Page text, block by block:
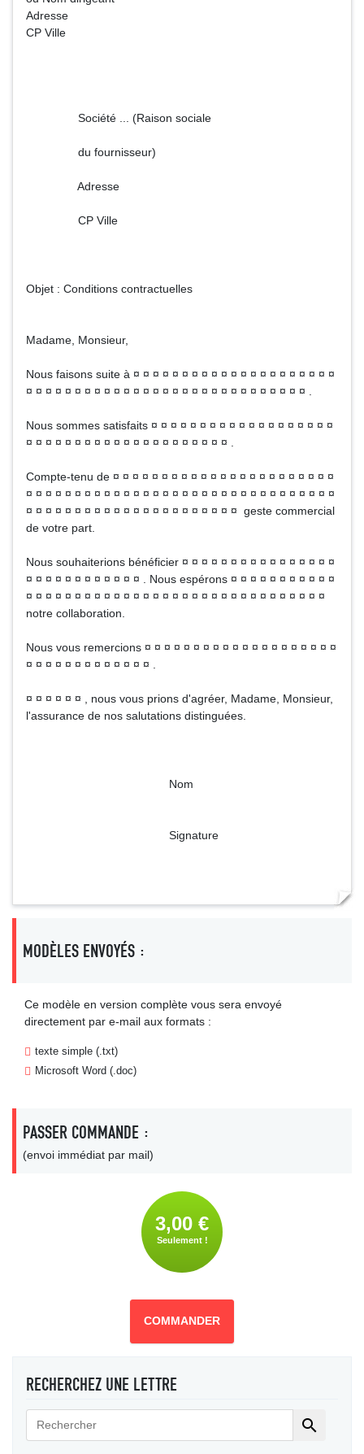
Adresse
CP Ville
Société ... (Raison sociale
du fournisseur)
Adresse
CP Ville
Objet : Conditions contractuelles
Madame, Monsieur,
Nous faisons suite à ¤ ¤ ¤ ¤ ¤ ¤ ¤ ¤ ¤ ¤ ¤ ¤ ¤ ¤ ¤ ¤ ¤ ¤ ¤ ¤ ¤
¤ ¤ ¤ ¤ ¤ ¤ ¤ ¤ ¤ ¤ ¤ ¤ ¤ ¤ ¤ ¤ ¤ ¤ ¤ ¤ ¤ ¤ ¤ ¤ ¤ ¤ ¤ ¤ ¤ .
Nous sommes satisfaits ¤ ¤ ¤ ¤ ¤ ¤ ¤ ¤ ¤ ¤ ¤ ¤ ¤ ¤ ¤ ¤ ¤ ¤ ¤
¤ ¤ ¤ ¤ ¤ ¤ ¤ ¤ ¤ ¤ ¤ ¤ ¤ ¤ ¤ ¤ ¤ ¤ ¤ ¤ ¤ .
Compte-tenu de ¤ ¤ ¤ ¤ ¤ ¤ ¤ ¤ ¤ ¤ ¤ ¤ ¤ ¤ ¤ ¤ ¤ ¤ ¤ ¤ ¤ ¤ ¤
¤ ¤ ¤ ¤ ¤ ¤ ¤ ¤ ¤ ¤ ¤ ¤ ¤ ¤ ¤ ¤ ¤ ¤ ¤ ¤ ¤ ¤ ¤ ¤ ¤ ¤ ¤ ¤ ¤ ¤ ¤ ¤
¤ ¤ ¤ ¤ ¤ ¤ ¤ ¤ ¤ ¤ ¤ ¤ ¤ ¤ ¤ ¤ ¤ ¤ ¤ ¤ ¤ ¤ geste commercial
de votre part.
Nous souhaiterions bénéficier ¤ ¤ ¤ ¤ ¤ ¤ ¤ ¤ ¤ ¤ ¤ ¤ ¤ ¤ ¤ ¤
¤ ¤ ¤ ¤ ¤ ¤ ¤ ¤ ¤ ¤ ¤ ¤ . Nous espérons ¤ ¤ ¤ ¤ ¤ ¤ ¤ ¤ ¤ ¤ ¤
¤ ¤ ¤ ¤ ¤ ¤ ¤ ¤ ¤ ¤ ¤ ¤ ¤ ¤ ¤ ¤ ¤ ¤ ¤ ¤ ¤ ¤ ¤ ¤ ¤ ¤ ¤ ¤ ¤ ¤ ¤
notre collaboration.
Nous vous remercions ¤ ¤ ¤ ¤ ¤ ¤ ¤ ¤ ¤ ¤ ¤ ¤ ¤ ¤ ¤ ¤ ¤ ¤ ¤ ¤
¤ ¤ ¤ ¤ ¤ ¤ ¤ ¤ ¤ ¤ ¤ ¤ ¤ .
¤ ¤ ¤ ¤ ¤ ¤ , nous vous prions d'agréer, Madame, Monsieur,
l'assurance de nos salutations distinguées.
Nom
Signature
MODÈLES ENVOYÉS :
Ce modèle en version complète vous sera envoyé
directement par e-mail aux formats :
texte simple (.txt)
Microsoft Word (.doc)
PASSER COMMANDE :
(envoi immédiat par mail)
3,00 €
Seulement !
COMMANDER
RECHERCHEZ UNE LETTRE
